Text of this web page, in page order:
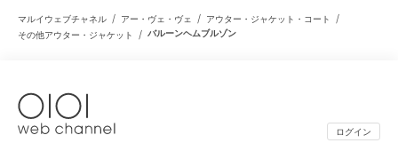
マルイウェブチャネル / アー・ヴェ・ヴェ / アウター・ジャケット・コート /
その他アウター・ジャケット / バルーンヘムブルゾン
ログイン